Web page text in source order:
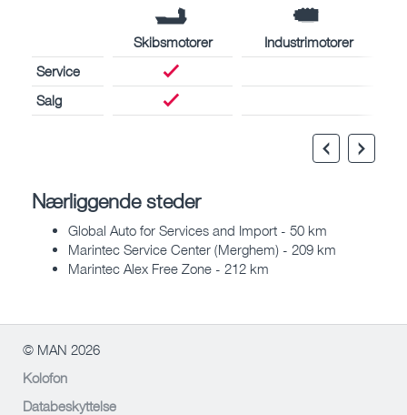
Skibsmotorer
Industrimotorer
Service
Salg
Nærliggende steder
Global Auto for Services and Import - 50 km
Marintec Service Center (Merghem) - 209 km
Marintec Alex Free Zone - 212 km
© MAN 2026
Kolofon
Databeskyttelse